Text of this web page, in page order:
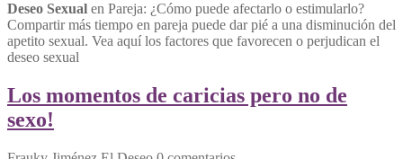
Deseo Sexual en Pareja: ¿Cómo puede afectarlo o estimularlo?
Compartir más tiempo en pareja puede dar pié a una disminución del
apetito sexual. Vea aquí los factores que favorecen o perjudican el
deseo sexual
Los momentos de caricias pero no de
sexo!